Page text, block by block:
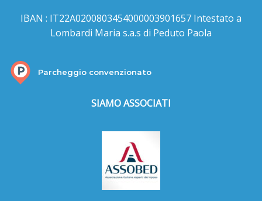
IBAN : IT22A0200803454000003901657 Intestato a
Lombardi Maria s.a.s di Peduto Paola
Parcheggio convenzionato
SIAMO ASSOCIATI